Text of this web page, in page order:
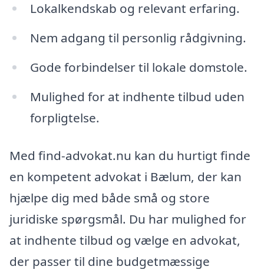
Lokalkendskab og relevant erfaring.
Nem adgang til personlig rådgivning.
Gode forbindelser til lokale domstole.
Mulighed for at indhente tilbud uden
forpligtelse.
Med find-advokat.nu kan du hurtigt finde
en kompetent advokat i Bælum, der kan
hjælpe dig med både små og store
juridiske spørgsmål. Du har mulighed for
at indhente tilbud og vælge en advokat,
der passer til dine budgetmæssige